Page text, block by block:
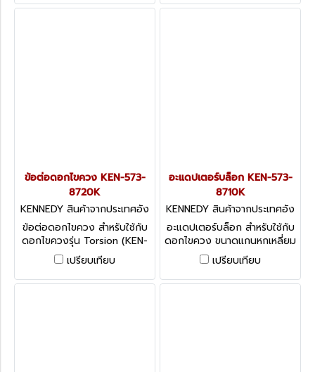
ข้อต่อดอกไขควง KEN-573-
8720K
KENNEDY สินค้าจากประเทศอัง
กฤษ KEN-573-8720K
ข้อต่อดอกไขควง สำหรับใช้กับ
ดอกไขควงรุ่น Torsion (KEN-
573-6460K) ขนาดแกนหก
เหลี่ยม 1/4" KENNEDY 60mm
Torsion Quick Magnetic Bit
เปรียบเทียบ
อะแดปเตอร์บล็อก KEN-573-
8710K
KENNEDY สินค้าจากประเทศอัง
กฤษ KEN-573-8710K
อะแดปเตอร์บล็อก สำหรับใช้กับ
ดอกไขควง ขนาดแกนหกเหลี่ยม
5/16" KENNEDY Screwdriver
Bits: 5/16" Desoutter Shank
Adaptors - Socket Driver
เปรียบเทียบ